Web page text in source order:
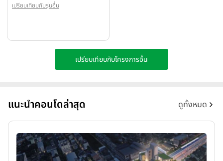
เปรียบเทียบกับรุ่นอื่น
เปรียบเทียบกับโครงการอื่น
แนะนำคอนโดล่าสุด ดูทั้งหมด